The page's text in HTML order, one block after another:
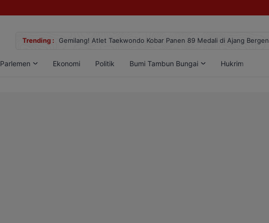
Trending : Gemilang! Atlet Taekwondo Kobar Panen 89 Medali di Ajang
Parlemen Ekonomi Politik Bumi Tambun Bungai Hukrim